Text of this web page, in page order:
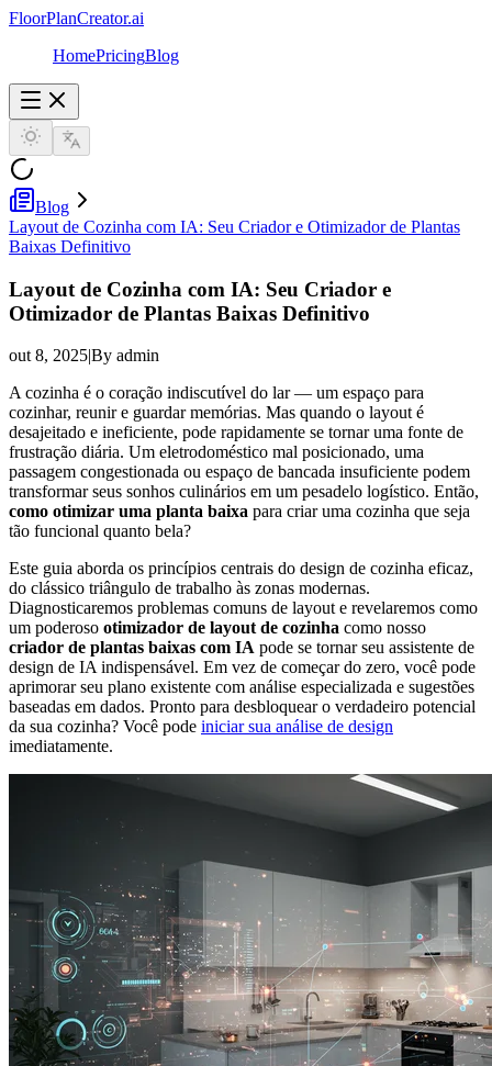
FloorPlanCreator.ai
HomePricingBlog
Blog
Layout de Cozinha com IA: Seu Criador e Otimizador de Plantas
Baixas Definitivo
Layout de Cozinha com IA: Seu Criador e
Otimizador de Plantas Baixas Definitivo
out 8, 2025|By admin
A cozinha é o coração indiscutível do lar — um espaço para
cozinhar, reunir e guardar memórias. Mas quando o layout é
desajeitado e ineficiente, pode rapidamente se tornar uma fonte de
frustração diária. Um eletrodoméstico mal posicionado, uma
passagem congestionada ou espaço de bancada insuficiente podem
transformar seus sonhos culinários em um pesadelo logístico. Então,
como otimizar uma planta baixa para criar uma cozinha que seja
tão funcional quanto bela?
Este guia aborda os princípios centrais do design de cozinha eficaz,
do clássico triângulo de trabalho às zonas modernas.
Diagnosticaremos problemas comuns de layout e revelaremos como
um poderoso otimizador de layout de cozinha como nosso
criador de plantas baixas com IA pode se tornar seu assistente de
design de IA indispensável. Em vez de começar do zero, você pode
aprimorar seu plano existente com análise especializada e sugestões
baseadas em dados. Pronto para desbloquear o verdadeiro potencial
da sua cozinha? Você pode iniciar sua análise de design
imediatamente.